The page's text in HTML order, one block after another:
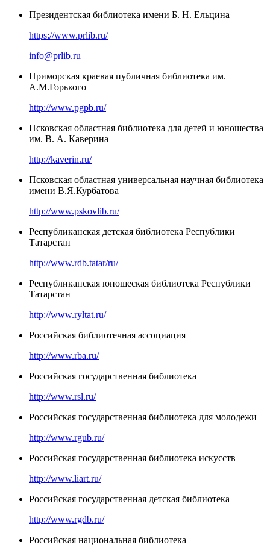
Президентская библиотека имени Б. Н. Ельцина
https://www.prlib.ru/
info@prlib.ru
Приморская краевая публичная библиотека им.
А.М.Горького
http://www.pgpb.ru/
Псковская областная библиотека для детей и юношества
им. В. А. Каверина
http://kaverin.ru/
Псковская областная универсальная научная библиотека
имени В.Я.Курбатова
http://www.pskovlib.ru/
Республиканская детская библиотека Республики
Татарстан
http://www.rdb.tatar/ru/
Республиканская юношеская библиотека Республики
Татарстан
http://www.ryltat.ru/
Российская библиотечная ассоциация
http://www.rba.ru/
Российская государственная библиотека
http://www.rsl.ru/
Российская государственная библиотека для молодежи
http://www.rgub.ru/
Российская государственная библиотека искусств
http://www.liart.ru/
Российская государственная детская библиотека
http://www.rgdb.ru/
Российская национальная библиотека